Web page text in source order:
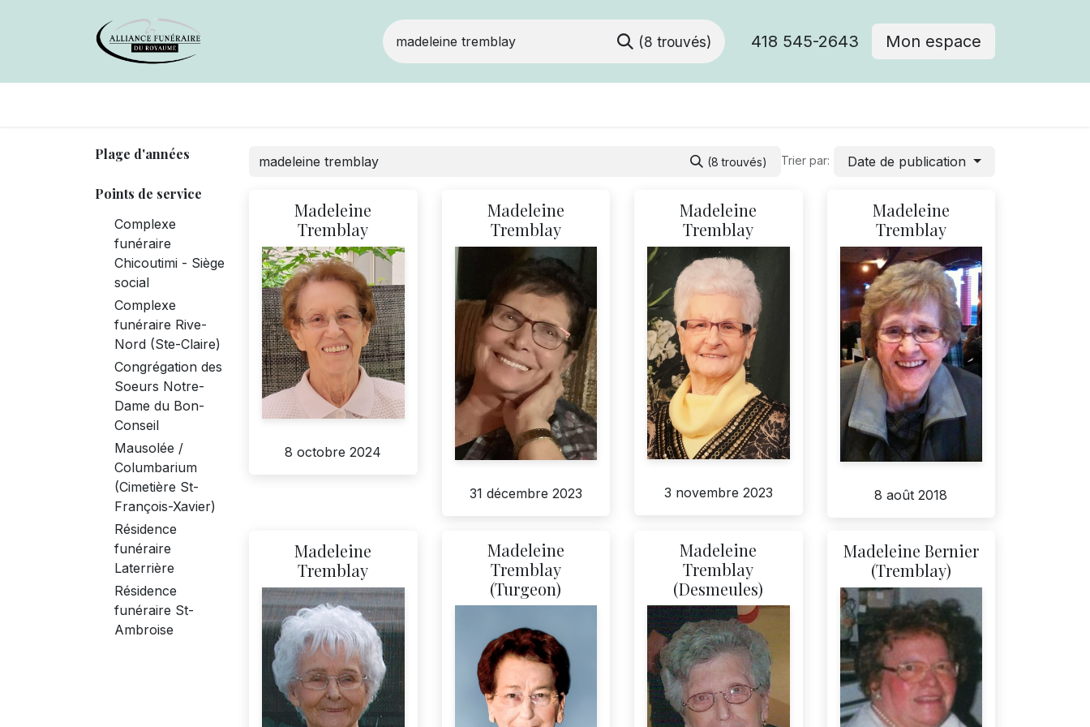
(8 trouvés) 418 545-2643 Mon espace
Plage d'années
Points de service
Complexe
funéraire
Chicoutimi - Siège
social
Complexe
funéraire Rive-
Nord (Ste-Claire)
Congrégation des
Soeurs Notre-
Dame du Bon-
Conseil
Mausolée /
Columbarium
(Cimetière St-
François-Xavier)
Résidence
funéraire
Laterrière
Résidence
funéraire St-
Ambroise
(8 trouvés) Trier par: Date de publication
Madeleine
Tremblay
8 octobre 2024
Madeleine
Tremblay
31 décembre 2023
Madeleine
Tremblay
3 novembre 2023
Madeleine
Tremblay
8 août 2018
Madeleine
Tremblay
Madeleine
Tremblay
(Turgeon)
Madeleine
Tremblay
(Desmeules)
Madeleine Bernier
(Tremblay)